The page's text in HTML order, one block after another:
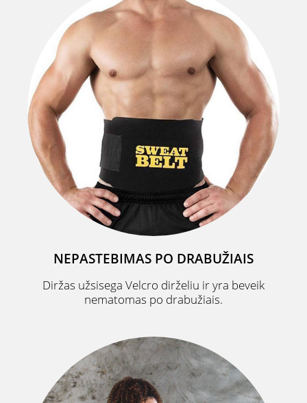
NEPASTEBIMAS PO DRABUŽIAIS
Diržas užsisega Velcro dirželiu ir yra beveik
nematomas po drabužiais.